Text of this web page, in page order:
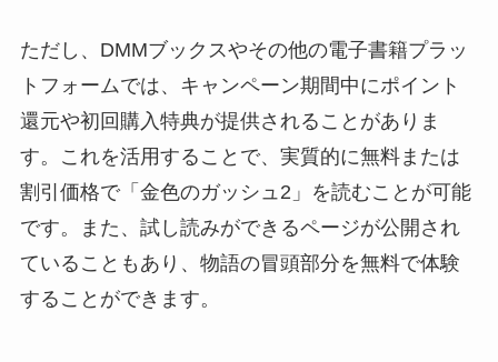
ただし、DMMブックスやその他の電子書籍プラッ
トフォームでは、キャンペーン期間中にポイント
還元や初回購入特典が提供されることがありま
す。これを活用することで、実質的に無料または
割引価格で「金色のガッシュ2」を読むことが可能
です。また、試し読みができるページが公開され
ていることもあり、物語の冒頭部分を無料で体験
することができます。